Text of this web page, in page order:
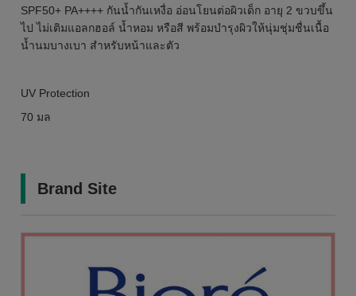
SPF50+ PA++++ กันน้ำกันเหงื่อ อ่อนโยนต่อผิวเด็ก อายุ 2 ขวบขึ้น
ไป ไม่เติมแอลกฮอล์ น้ำหอม หรือสี พร้อมบำรุงผิวให้นุ่มชุ่มชื่นเนื้อ
น้ำนมบางเบา สำหรับหน้าและตัว
UV Protection
70 มล
Brand Site